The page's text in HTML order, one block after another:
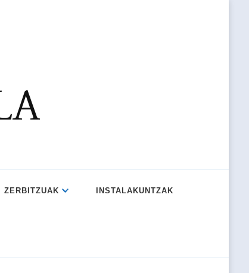
ZERBITZUAK INSTALAKUNTZAK